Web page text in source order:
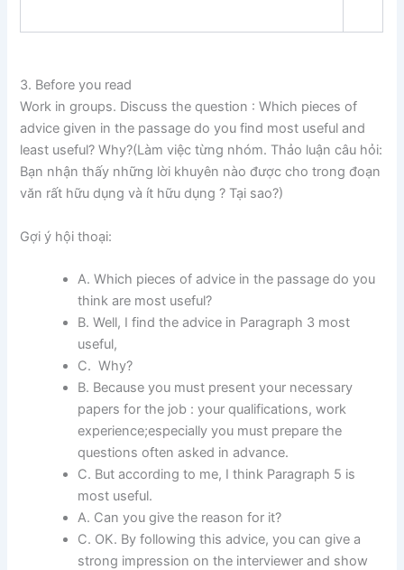
3. Before you read
Work in groups. Discuss the question : Which pieces of
advice given in the passage do you find most useful and
least useful? Why?(Làm việc từng nhóm. Thảo luận câu hỏi:
Bạn nhận thấy những lời khuyên nào được cho trong đoạn
văn rất hữu dụng và ít hữu dụng ? Tại sao?)
Gợi ý hội thoại:
A. Which pieces of advice in the passage do you
think are most useful?
B. Well, I find the advice in Paragraph 3 most
useful,
C. Why?
B. Because you must present your necessary
papers for the job : your qualifications, work
experience;especially you must prepare the
questions often asked in advance.
C. But according to me, I think Paragraph 5 is
most useful.
A. Can you give the reason for it?
C. OK. By following this advice, you can give a
strong impression on the interviewer and show